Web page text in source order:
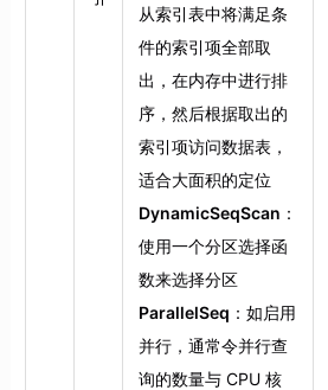
从索引表中将满足条
件的索引项全部取
出，在内存中进行排
序，然后根据取出的
索引项访问数据表，
适合大面积的定位
DynamicSeqScan ：
使用一个分区选择函
数来选择分区
ParallelSeq ：如启用
并行，通常令并行查
询的数量与 CPU 核